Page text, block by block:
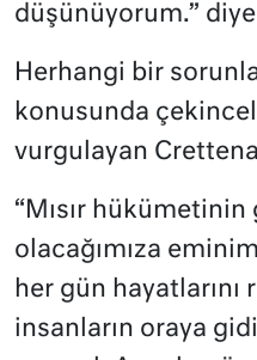
düşünüyorum.”
Herhangi bir
konusunda
vurgulayan
“Mısır
olacağımıza
her gün hayatlarını
insanların oraya